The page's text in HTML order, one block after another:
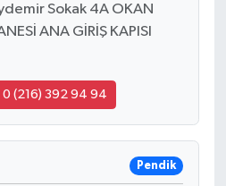
Sokak 4A OKAN
ANA GİRİŞ KAPISI
0 (216) 392 94 94
Pendik